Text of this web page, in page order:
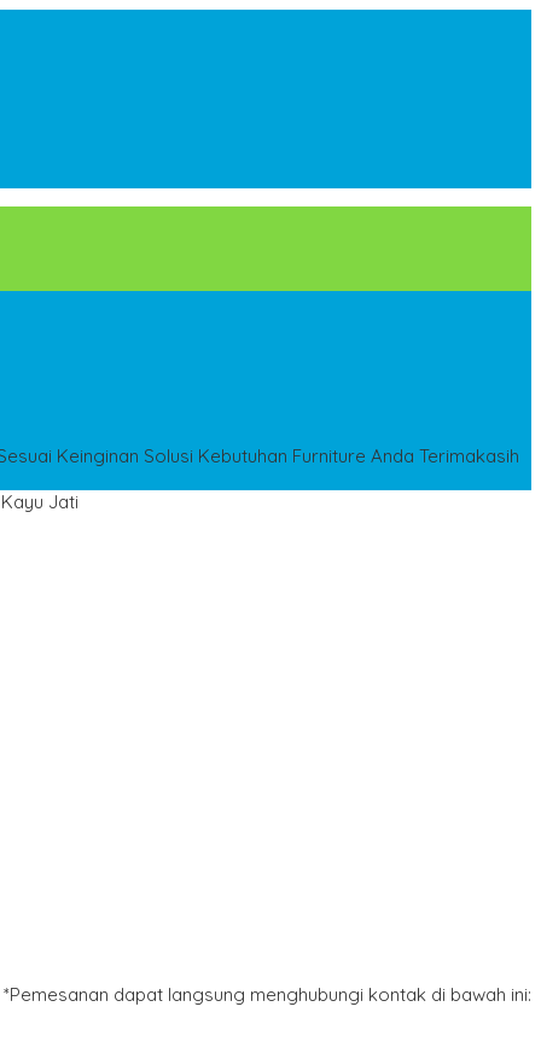
Keinginan Solusi Kebutuhan Furniture Anda Terimakasih
Jati
*Pemesanan dapat langsung menghubungi kontak di bawah ini: